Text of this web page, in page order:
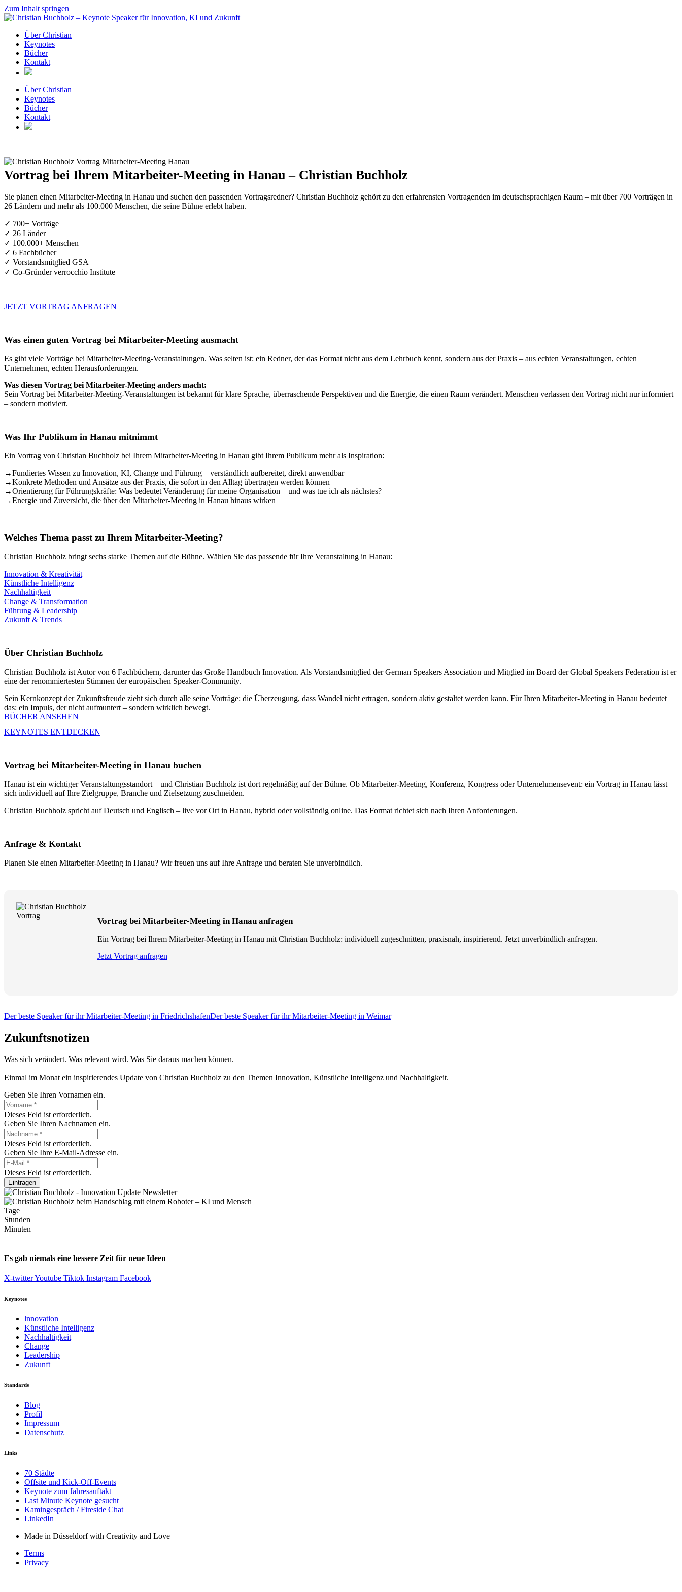
Zum Inhalt springen
Über Christian
Keynotes
Bücher
Kontakt
Über Christian
Keynotes
Bücher
Kontakt
Vortrag bei Ihrem Mitarbeiter-Meeting in Hanau – Christian Buchholz
Sie planen einen Mitarbeiter-Meeting in Hanau und suchen den passenden Vortragsredner? Christian Buchholz gehört zu den erfahrensten Vortragenden im deutschsprachigen Raum – mit über 700 Vorträgen in
26 Ländern und mehr als 100.000 Menschen, die seine Bühne erlebt haben.
✓ 700+ Vorträge
✓ 26 Länder
✓ 100.000+ Menschen
✓ 6 Fachbücher
✓ Vorstandsmitglied GSA
✓ Co-Gründer verrocchio Institute
JETZT VORTRAG ANFRAGEN
Was einen guten Vortrag bei Mitarbeiter-Meeting ausmacht
Es gibt viele Vorträge bei Mitarbeiter-Meeting-Veranstaltungen. Was selten ist: ein Redner, der das Format nicht aus dem Lehrbuch kennt, sondern aus der Praxis – aus echten Veranstaltungen, echten
Unternehmen, echten Herausforderungen.
Was diesen Vortrag bei Mitarbeiter-Meeting anders macht:
Sein Vortrag bei Mitarbeiter-Meeting-Veranstaltungen ist bekannt für klare Sprache, überraschende Perspektiven und die Energie, die einen Raum verändert. Menschen verlassen den Vortrag nicht nur informiert
– sondern motiviert.
Was Ihr Publikum in Hanau mitnimmt
Ein Vortrag von Christian Buchholz bei Ihrem Mitarbeiter-Meeting in Hanau gibt Ihrem Publikum mehr als Inspiration:
→Fundiertes Wissen zu Innovation, KI, Change und Führung – verständlich aufbereitet, direkt anwendbar
→Konkrete Methoden und Ansätze aus der Praxis, die sofort in den Alltag übertragen werden können
→Orientierung für Führungskräfte: Was bedeutet Veränderung für meine Organisation – und was tue ich als nächstes?
→Energie und Zuversicht, die über den Mitarbeiter-Meeting in Hanau hinaus wirken
Welches Thema passt zu Ihrem Mitarbeiter-Meeting?
Christian Buchholz bringt sechs starke Themen auf die Bühne. Wählen Sie das passende für Ihre Veranstaltung in Hanau:
Innovation & Kreativität
Künstliche Intelligenz
Nachhaltigkeit
Change & Transformation
Führung & Leadership
Zukunft & Trends
Über Christian Buchholz
Christian Buchholz ist Autor von 6 Fachbüchern, darunter das Große Handbuch Innovation. Als Vorstandsmitglied der German Speakers Association und Mitglied im Board der Global Speakers Federation ist er
eine der renommiertesten Stimmen der europäischen Speaker-Community.
Sein Kernkonzept der Zukunftsfreude zieht sich durch alle seine Vorträge: die Überzeugung, dass Wandel nicht ertragen, sondern aktiv gestaltet werden kann. Für Ihren Mitarbeiter-Meeting in Hanau bedeutet
das: ein Impuls, der nicht aufmuntert – sondern wirklich bewegt.
BÜCHER ANSEHEN
KEYNOTES ENTDECKEN
Vortrag bei Mitarbeiter-Meeting in Hanau buchen
Hanau ist ein wichtiger Veranstaltungsstandort – und Christian Buchholz ist dort regelmäßig auf der Bühne. Ob Mitarbeiter-Meeting, Konferenz, Kongress oder Unternehmensevent: ein Vortrag in Hanau lässt
sich individuell auf Ihre Zielgruppe, Branche und Zielsetzung zuschneiden.
Christian Buchholz spricht auf Deutsch und Englisch – live vor Ort in Hanau, hybrid oder vollständig online. Das Format richtet sich nach Ihren Anforderungen.
Anfrage & Kontakt
Planen Sie einen Mitarbeiter-Meeting in Hanau? Wir freuen uns auf Ihre Anfrage und beraten Sie unverbindlich.
Vortrag bei Mitarbeiter-Meeting in Hanau anfragen
Ein Vortrag bei Ihrem Mitarbeiter-Meeting in Hanau mit Christian Buchholz: individuell zugeschnitten, praxisnah, inspirierend. Jetzt unverbindlich anfragen.
Jetzt Vortrag anfragen
Der beste Speaker für ihr Mitarbeiter-Meeting in FriedrichshafenDer beste Speaker für ihr Mitarbeiter-Meeting in Weimar
Zukunftsnotizen
Was sich verändert. Was relevant wird. Was Sie daraus machen können.
Einmal im Monat ein inspirierendes Update von Christian Buchholz zu den Themen Innovation, Künstliche Intelligenz und Nachhaltigkeit.
Geben Sie Ihren Vornamen ein.
Dieses Feld ist erforderlich.
Geben Sie Ihren Nachnamen ein.
Dieses Feld ist erforderlich.
Geben Sie Ihre E-Mail-Adresse ein.
Dieses Feld ist erforderlich.
Eintragen
Tage
Stunden
Minuten
Es gab niemals eine bessere Zeit für neue Ideen
X-twitterYoutube Tiktok Instagram Facebook
Keynotes
lnnovation
Künstliche Intelligenz
Nachhaltigkeit
Change
Leadership
Zukunft
Standards
Blog
Profil
Impressum
Datenschutz
Links
70 Städte
Offsite und Kick-Off-Events
Keynote zum Jahresauftakt
Last Minute Keynote gesucht
Kamingespräch / Fireside Chat
LinkedIn
Made in Düsseldorf with Creativity and Love
Terms
Privacy